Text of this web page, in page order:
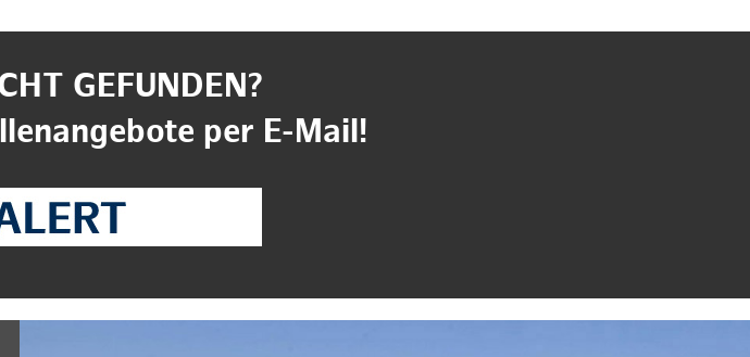
GEFUNDEN?
per E-Mail!